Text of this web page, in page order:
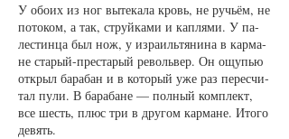
У обо­их из ног вы­те­ка­ла кровь, не ручь­ём, не
по­то­ком, а так, струй­ка­ми и кап­ля­ми. У па­
лес­тин­ца был нож, у из­ра­иль­тя­ни­на в кар­ма­
не ста­рый-пре­ста­рый ре­воль­вер. Он ощупью
от­крыл ба­ра­бан и в ко­то­рый уже раз пе­ре­счи­
тал пу­ли. В ба­ра­ба­не — пол­ный ком­плект,
все шесть, плюс три в дру­гом кар­ма­не. Ито­го
де­вять.